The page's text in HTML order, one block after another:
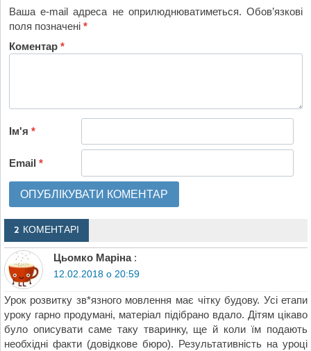
Ваша e-mail адреса не оприлюднюватиметься. Обов’язкові
поля позначені*
Коментар*
Ім'я*
Email*
2 КОМЕНТАРІ
Цьомко Маріна :
12.02.2018 о 20:59
Урок розвитку зв*язного мовлення має чітку будову. Усі етапи
уроку гарно продумані, матеріал підібрано вдало. Дітям цікаво
було описувати саме таку тваринку, ще й коли їм подають
необхідні факти (довідкове бюро). Результативність на уроці